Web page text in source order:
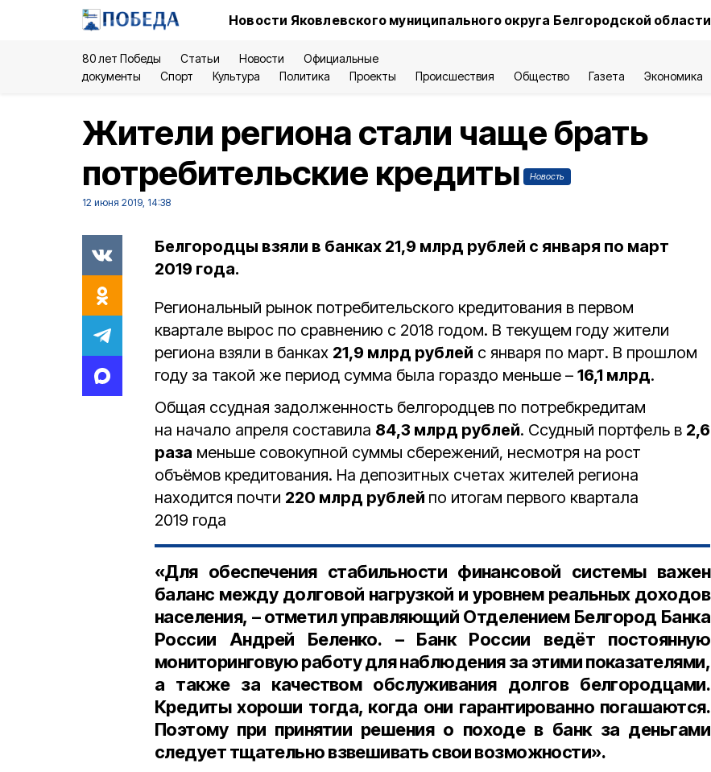
Новости Яковлевского муниципального округа Белгородской области
80 лет Победы Статьи Новости
Официальные
документы
Спорт Культура Политика Проекты Происшествия Общество Газета Экономика
Жители региона стали чаще брать
потребительские кредиты
Новость
12 июня 2019, 14:38
Белгородцы взяли в банках 21,9 млрд рублей с января по март
2019 года.
Региональный рынок потребительского кредитования в первом
квартале вырос по сравнению с 2018 годом. В текущем году жители
региона взяли в банках 21,9 млрд рублей с января по март. В прошлом
году за такой же период сумма была гораздо меньше – 16,1 млрд.
Общая ссудная задолженность белгородцев по потребкредитам
на начало апреля составила 84,3 млрд рублей. Ссудный портфель в 2,6
раза меньше совокупной суммы сбережений, несмотря на рост
объёмов кредитования. На депозитных счетах жителей региона
находится почти 220 млрд рублей по итогам первого квартала
2019 года
«Для обеспечения стабильности финансовой системы важен
баланс между долговой нагрузкой и уровнем реальных доходов
населения, – отметилуправляющий Отделением Белгород Банка
России Андрей Беленко. – Банк России ведёт постоянную
мониторинговую работу для наблюдения за этими показателями,
а также за качеством обслуживания долгов белгородцами.
Кредиты хороши тогда, когда они гарантированно погашаются.
Поэтому при принятии решения о походе в банк за деньгами
следует тщательно взвешивать свои возможности».